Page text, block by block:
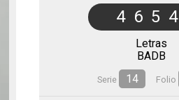
4654
Letras
BADB
Serie 14 Folio